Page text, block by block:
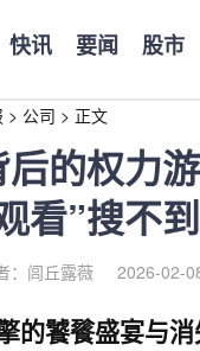
快讯 要闻 股市
> 公司 > 正文
的权力
看”搜不
：闾丘露薇 2026-02-
的饕餮盛宴与